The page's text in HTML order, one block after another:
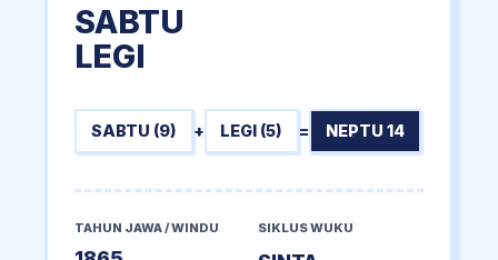
SABTU
LEGI
SABTU (9) + LEGI (5) = NEPTU 14
TAHUN JAWA / WINDU SIKLUS WUKU